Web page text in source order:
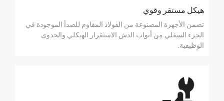
هيكل مستقر وقوي
تضمن الأجهزة المصنوعة من الفولاذ المقاوم للصدأ الموجودة في
الجزء السفلي من أبواب الدش الاستقرار الهيكلي والجدوى
الوظيفية.